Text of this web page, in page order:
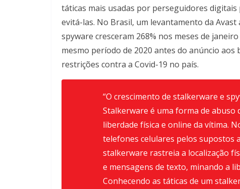
táticas mais usadas por perseguidores
evitá-las. No Brasil, um levantamento da
spyware cresceram 268% nos meses de
mesmo período de 2020 antes do anúncio
restrições contra a Covid-19 no país.
“O crescimento de stalkerware e
Stalkerware é uma forma de abuso
liberdade física e online da vítima.
telefones celulares pelos supostos
stalkerware rastreia a localização
e mensagens de texto, minando a
Conhecendo as táticas de um